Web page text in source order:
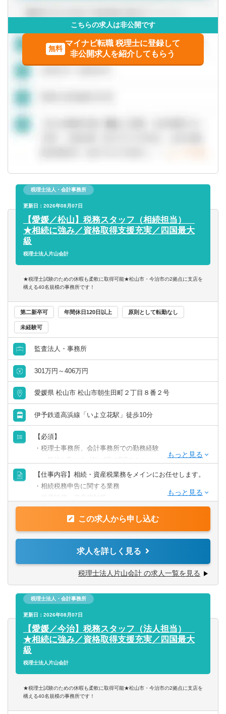
テムの導入支援等を積極的に行っており、幅広くかつ高い
レベルの業務が経験可能です。
監査法人出身の会計士（税理士）も在籍しているため、通
常の税務以外の分野での経験を積むこともできます。
こちらの求人は非公開です
無料
マイナビ転職 税理士に登録して
非公開求人を紹介してもらう
税理士法人・会計事務所
更新日：2026年08月07日
【愛媛／松山】税務スタッフ（相続担当）
★相続に強み／資格取得支援充実／四国最大
級
税理士法人片山会計
★税理士試験のための休暇も柔軟に取得可能★松山市・今治市の2拠点に支店を
構える40名規模の事務所です！
第二新卒可 年間休日120日以上 原則として転勤なし
未経験可
監査法人・事務所
301万円～406万円
愛媛県 松山市 松山市朝生田町２丁目８番２号
伊予鉄道高浜線「いよ立花駅」徒歩10分
【必須】
・税理士事務所、会計事務所での勤務経験
・一般的なExcel・Word等のPCスキル
★キャリア形成を図るべく、新入社員一人一人にＯＪＴ担
当を設け、積極的な研修の参加等も推奨しています。
未経験の方も安心してスキルアップできる環境を再構築
【仕事内容】相続・資産税業務をメインにお任せします。
・相続税務申告に関する業務
●相続税申告等の資産税業務に興味がある方、歓迎いたしま
す。
■相続チーム（6名）と法人チーム（20名程度）に分かれて
おり、スキルや希望に応じて業務をお任せします。
申告数を誇ります。
様々な案件に携わることができますので、専門的なスキル
を磨いていただける環境です。
から丁寧に教えてもらえますので安心してスタートできる
■税理士を目指しているスタッフも複数名おり、有資格者は
この求人から申し込む
求人を詳しく見る
税理士法人片山会計 の求人一覧を見る
税理士法人・会計事務所
更新日：2026年08月07日
【愛媛／今治】税務スタッフ（法人担当）
★相続に強み／資格取得支援充実／四国最大
級
税理士法人片山会計
★税理士試験のための休暇も柔軟に取得可能★松山市・今治市の2拠点に支店を
構える40名規模の事務所です！
福岡県 佐賀県
熊本県
大分県 宮崎県